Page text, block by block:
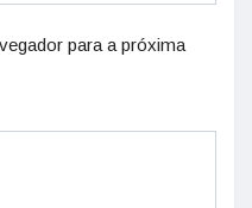
para a próxima